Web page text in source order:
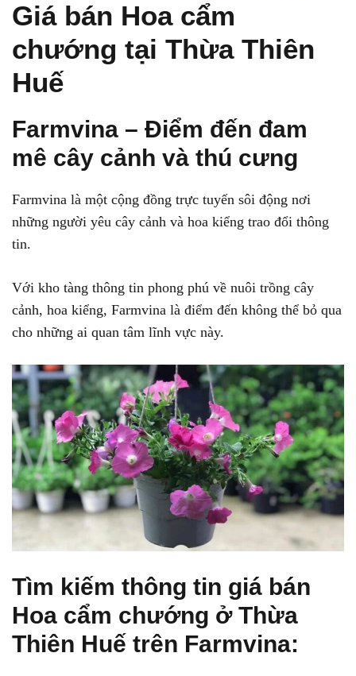
Giá bán Hoa cẩm
chướng tại Thừa Thiên
Huế
Farmvina – Điểm đến đam
mê cây cảnh và thú cưng
Farmvina là một cộng đồng trực tuyến sôi động nơi
những người yêu cây cảnh và hoa kiểng trao đổi thông
tin.
Với kho tàng thông tin phong phú về nuôi trồng cây
cảnh, hoa kiểng, Farmvina là điểm đến không thể bỏ qua
cho những ai quan tâm lĩnh vực này.
Tìm kiếm thông tin giá bán
Hoa cẩm chướng ở Thừa
Thiên Huế trên Farmvina: